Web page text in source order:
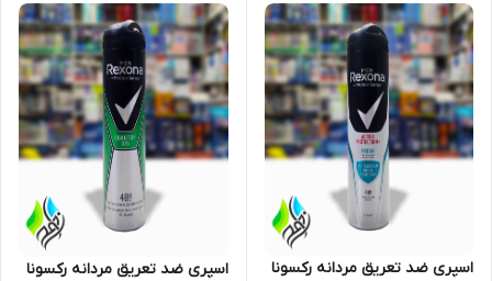
اسپری ضد تعریق مردانه رکسونا
اسپری ضد تعریق مردانه رکسونا